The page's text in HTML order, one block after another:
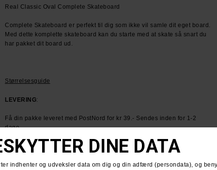
Real Classic Oval Complete Skateboard
Complete Skateboard er perfekt til dig som ikke vil samle dit eget board.
Med dette komplette skateboard kan du starte med at skate så snart du
har pakket dit board ud.
Størrelsesguide
LEVERING:
Få din pakke leveret med PostNord for kr 39.- Sendes inden for 1-2
dage